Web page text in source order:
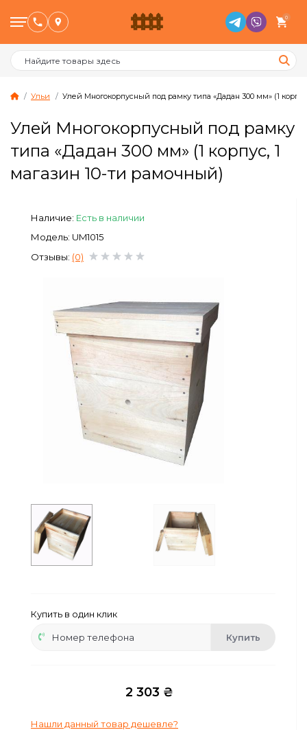
0
Птицеводство
Животноводство
Сейфы
Энергопитание
Ульи Улей Многокорпусный под рамку типа «Дадан 300 мм» (1
Улей Многокорпусный под рамку
типа «Дадан 300 мм» (1 корпус, 1
магазин 10-ти рамочный)
Наличие: Есть в наличии
Модель: UM1015
Отзывы: (0)
Купить в один клик
Купить
2 303 ₴
Нашли данный товар дешевле?